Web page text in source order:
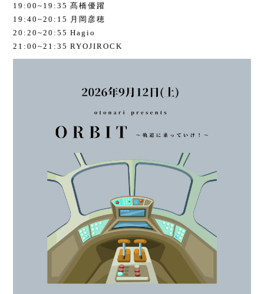
19:00~19:35 髙橋優躍
19:40~20:15 月岡彦穂
20:20~20:55 Hagio
21:00~21:35 RYOJIROCK